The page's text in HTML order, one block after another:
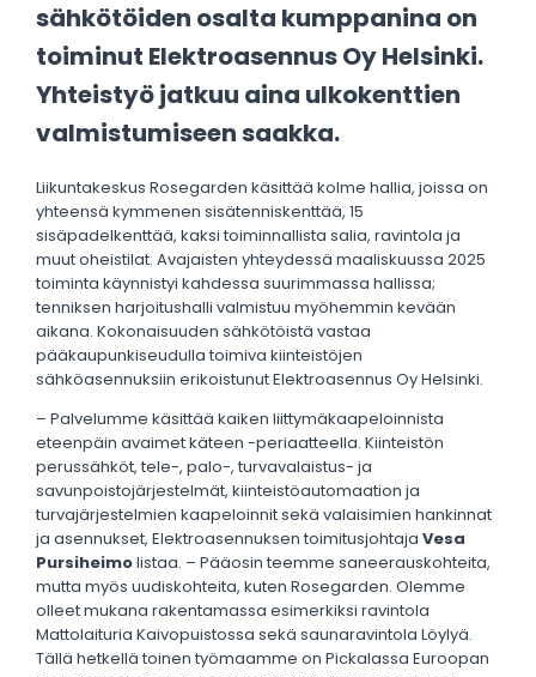
sähkötöiden osalta kumppanina on
toiminut Elektroasennus Oy Helsinki.
Yhteistyö jatkuu aina ulkokenttien
valmistumiseen saakka.
Liikuntakeskus Rosegarden käsittää kolme hallia, joissa on
yhteensä kymmenen sisätenniskenttää, 15
sisäpadelkenttää, kaksi toiminnallista salia, ravintola ja
muut oheistilat. Avajaisten yhteydessä maaliskuussa 2025
toiminta käynnistyi kahdessa suurimmassa hallissa;
tenniksen harjoitushalli valmistuu myöhemmin kevään
aikana. Kokonaisuuden sähkötöistä vastaa
pääkaupunkiseudulla toimiva kiinteistöjen
sähköasennuksiin erikoistunut Elektroasennus Oy Helsinki.
– Palvelumme käsittää kaiken liittymäkaapeloinnista
eteenpäin avaimet käteen -periaatteella. Kiinteistön
perussähköt, tele-, palo-, turvavalaistus- ja
savunpoistojärjestelmät, kiinteistöautomaation ja
turvajärjestelmien kaapeloinnit sekä valaisimien hankinnat
ja asennukset, Elektroasennuksen toimitusjohtaja Vesa
Pursiheimolistaa. – Pääosin teemme saneerauskohteita,
mutta myös uudiskohteita, kuten Rosegarden. Olemme
olleet mukana rakentamassa esimerkiksi ravintola
Mattolaituria Kaivopuistossa sekä saunaravintola Löylyä.
Tällä hetkellä toinen työmaamme on Pickalassa Euroopan